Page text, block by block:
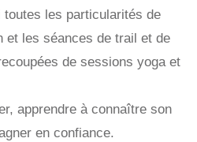
les particularités de
et les séances de trail et de
de sessions yoga et
apprendre à connaître son
en confiance.